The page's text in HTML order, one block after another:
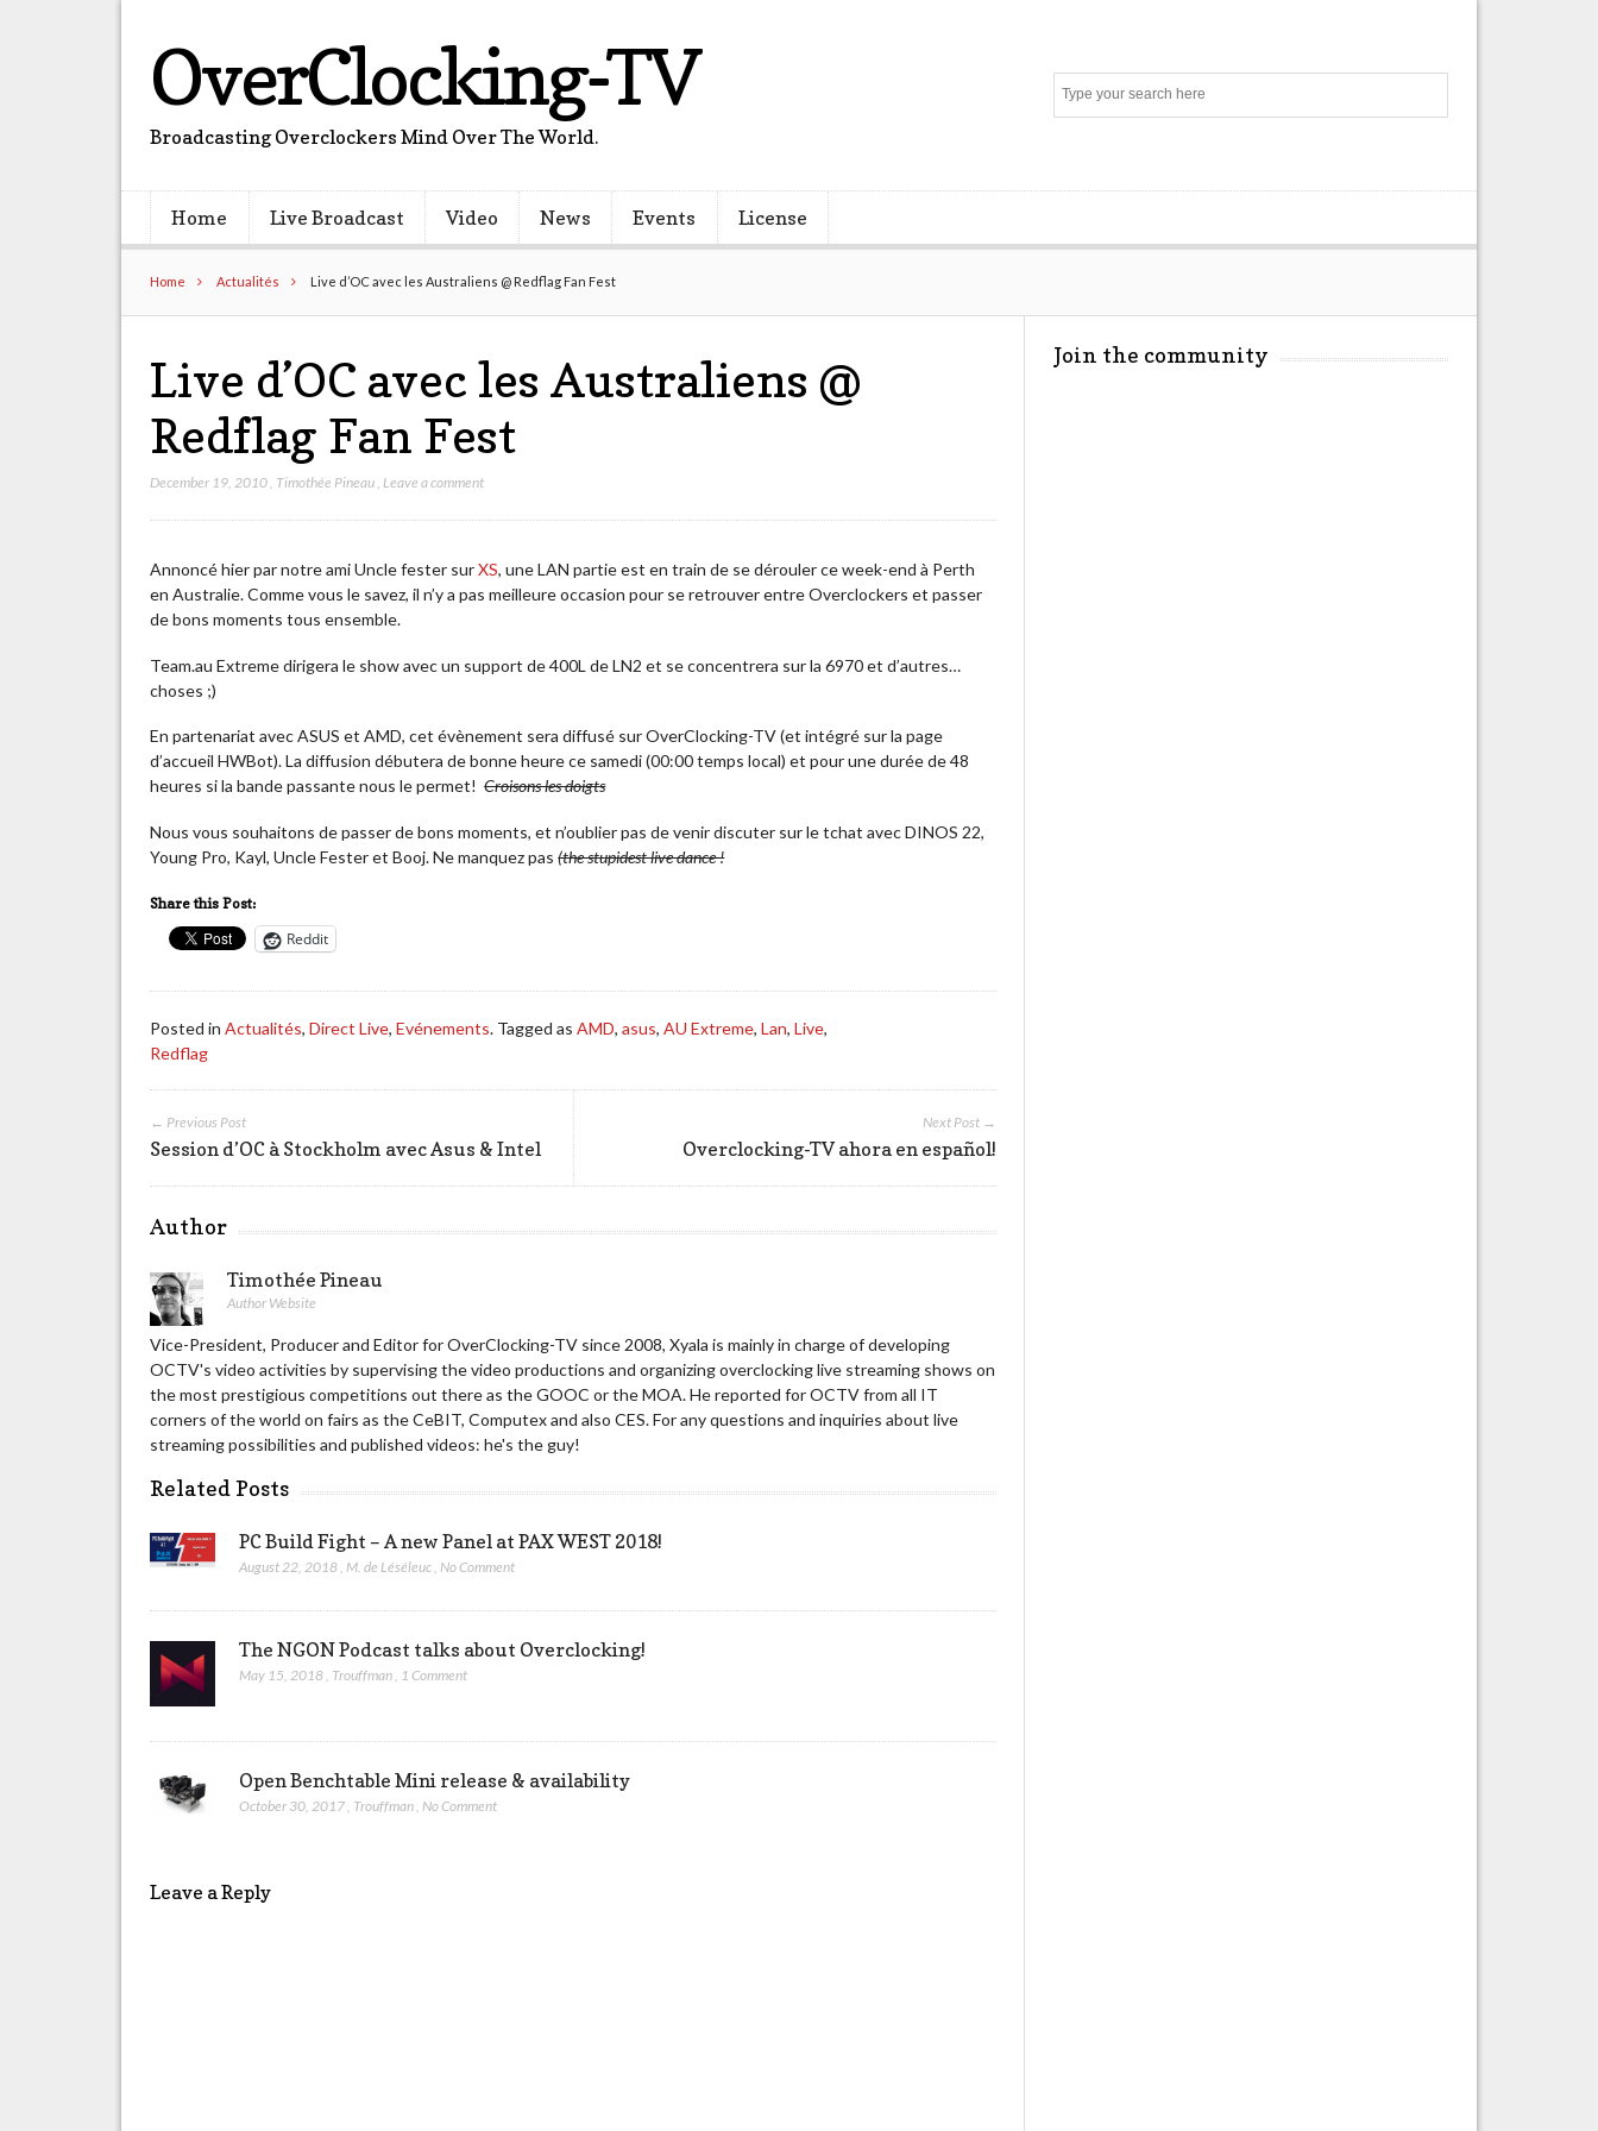
OverClocking-TV
Broadcasting Overclockers Mind Over The World.
Home Live Broadcast Video News Events License
Home Actualités Live d’OC avec les Australiens @ Redflag Fan Fest
Live d’OC avec les Australiens @
Redflag Fan Fest
December 19, 2010 Timothée Pineau Leave a comment
Annoncé hier par notre ami Uncle fester surXS, une LAN partie est en train de se dérouler ce week-end à Perth
en Australie. Comme vous le savez, il n’y a pas meilleure occasion pour se retrouver entre Overclockers et passer
de bons moments tous ensemble.
Team.au Extreme dirigera le show avec un support de 400L de LN2 et se concentrera sur la 6970 et d’autres…
choses ;)
En partenariat avec ASUS et AMD, cet évènement sera diffusé sur OverClocking-TV (et intégré sur la page
d’accueil HWBot). La diffusion débutera de bonne heure ce samedi (00:00 temps local) et pour une durée de 48
heures si la bande passante nous le permet!Croisons les doigts
Nous vous souhaitons de passer de bons moments, et n’oublier pas de venir discuter sur le tchat avec DINOS 22,
Young Pro, Kayl, Uncle Fester et Booj. Ne manquez pas(the stupidest live dance !
Share this Post:
Reddit
Posted inActualités,Direct Live,Evénements. Tagged asAMD,asus,AU Extreme,Lan,Live,
Redflag
Next Post →
Overclocking-TV ahora en español!
← Previous Post
Session d’OC à Stockholm avec Asus & Intel
Author
Timothée Pineau
Author Website
Vice-President, Producer and Editor for OverClocking-TV since 2008, Xyala is mainly in charge of developing
OCTV's video activities by supervising the video productions and organizing overclocking live streaming shows on
the most prestigious competitions out there as the GOOC or the MOA. He reported for OCTV from all IT
corners of the world on fairs as the CeBIT, Computex and also CES. For any questions and inquiries about live
streaming possibilities and published videos: he's the guy!
Related Posts
PC Build Fight – A new Panel at PAX WEST 2018!
August 22, 2018,M. de Léséleuc,No Comment
The NGON Podcast talks about Overclocking!
May 15, 2018, Trouffman, 1 Comment
Open Benchtable Mini release & availability
October 30, 2017, Trouffman,No Comment
Leave a Reply
Join the community